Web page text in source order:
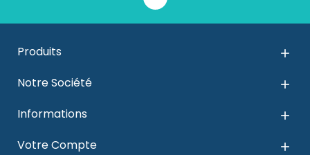
Produits 
Notre Société 
Informations 
Votre Compte 